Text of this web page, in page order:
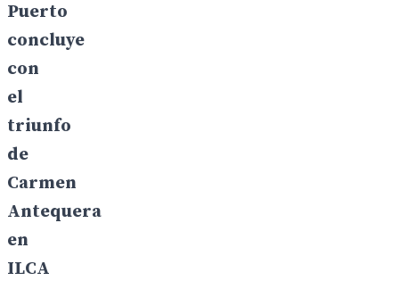
Puerto
concluye
con
el
triunfo
de
Carmen
Antequera
en
ILCA